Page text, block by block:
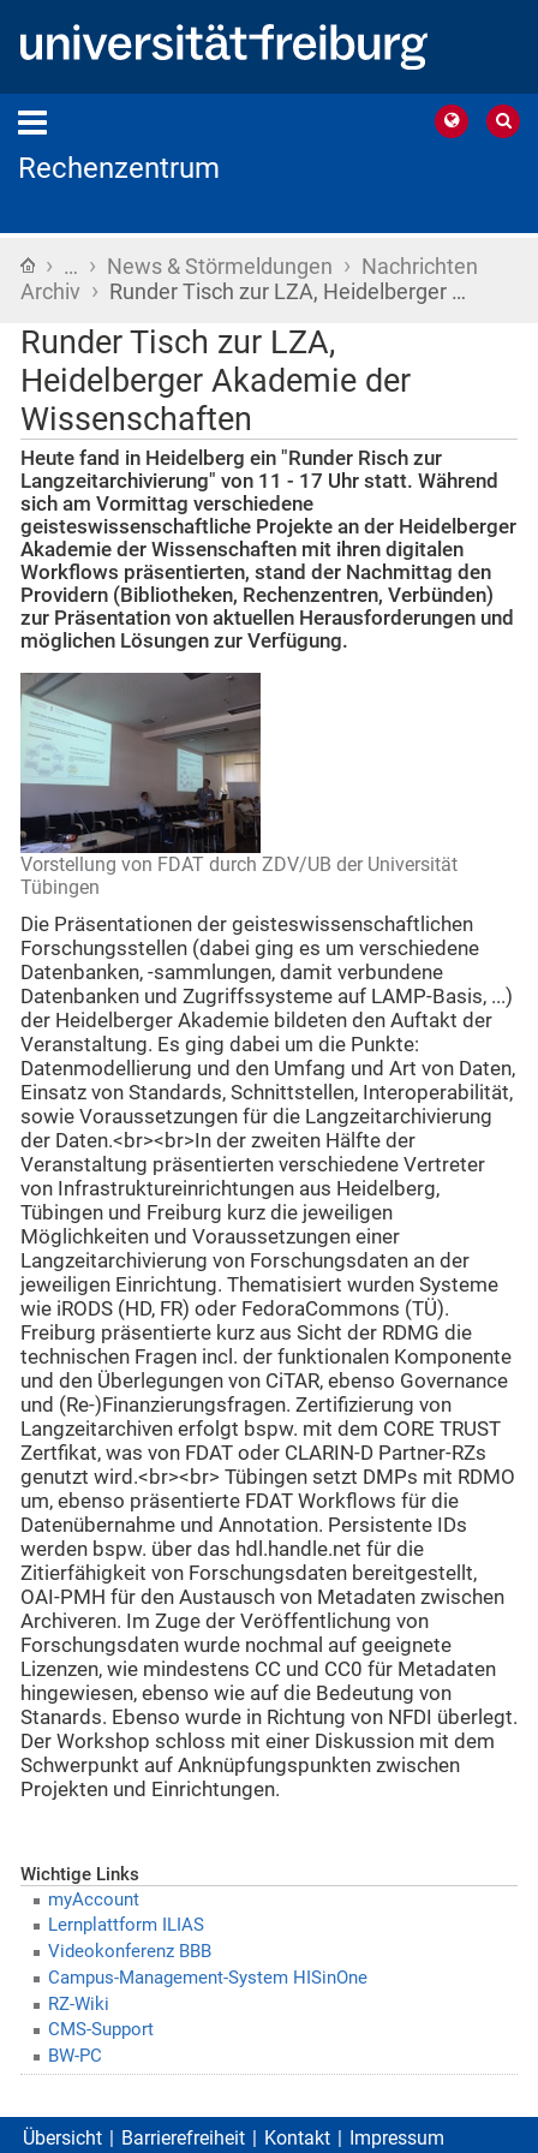
Rechenzentrum
Startseite
› … › News & Störmeldungen › Nachrichten
Archiv › Runder Tisch zur LZA, Heidelberger …
Runder Tisch zur LZA,
Heidelberger Akademie der
Wissenschaften
Heute fand in Heidelberg ein "Runder Risch zur
Langzeitarchivierung" von 11 - 17 Uhr statt. Während
sich am Vormittag verschiedene
geisteswissenschaftliche Projekte an der Heidelberger
Akademie der Wissenschaften mit ihren digitalen
Workflows präsentierten, stand der Nachmittag den
Providern (Bibliotheken, Rechenzentren, Verbünden)
zur Präsentation von aktuellen Herausforderungen und
möglichen Lösungen zur Verfügung.
Vorstellung von FDAT durch ZDV/UB der Universität
Tübingen
Die Präsentationen der geisteswissenschaftlichen
Forschungsstellen (dabei ging es um verschiedene
Datenbanken, -sammlungen, damit verbundene
Datenbanken und Zugriffssysteme auf LAMP-Basis, ...)
der Heidelberger Akademie bildeten den Auftakt der
Veranstaltung. Es ging dabei um die Punkte:
Datenmodellierung und den Umfang und Art von Daten,
Einsatz von Standards, Schnittstellen, Interoperabilität,
sowie Voraussetzungen für die Langzeitarchivierung
der Daten.<br><br>In der zweiten Hälfte der
Veranstaltung präsentierten verschiedene Vertreter
von Infrastruktureinrichtungen aus Heidelberg,
Tübingen und Freiburg kurz die jeweiligen
Möglichkeiten und Voraussetzungen einer
Langzeitarchivierung von Forschungsdaten an der
jeweiligen Einrichtung. Thematisiert wurden Systeme
wie iRODS (HD, FR) oder FedoraCommons (TÜ).
Freiburg präsentierte kurz aus Sicht der RDMG die
technischen Fragen incl. der funktionalen Komponente
und den Überlegungen von CiTAR, ebenso Governance
und (Re-)Finanzierungsfragen. Zertifizierung von
Langzeitarchiven erfolgt bspw. mit dem CORE TRUST
Zertfikat, was von FDAT oder CLARIN-D Partner-RZs
genutzt wird.<br><br> Tübingen setzt DMPs mit RDMO
um, ebenso präsentierte FDAT Workflows für die
Datenübernahme und Annotation. Persistente IDs
werden bspw. über das hdl.handle.net für die
Zitierfähigkeit von Forschungsdaten bereitgestellt,
OAI-PMH für den Austausch von Metadaten zwischen
Archiveren. Im Zuge der Veröffentlichung von
Forschungsdaten wurde nochmal auf geeignete
Lizenzen, wie mindestens CC und CC0 für Metadaten
hingewiesen, ebenso wie auf die Bedeutung von
Stanards. Ebenso wurde in Richtung von NFDI überlegt.
Der Workshop schloss mit einer Diskussion mit dem
Schwerpunkt auf Anknüpfungspunkten zwischen
Projekten und Einrichtungen.
Wichtige Links
myAccount
Lernplattform ILIAS
Videokonferenz BBB
Campus-Management-System HISinOne
RZ-Wiki
CMS-Support
BW-PC
Übersicht Barrierefreiheit Kontakt
Impressum